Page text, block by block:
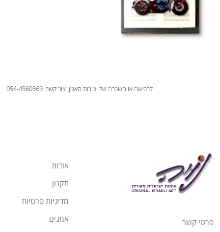
לרכישה או השכרה של יצירות האמן, צור קשר: 054-4560569
פרטי קשר
אודות
תקנון
מדיניות פרטיות
אמנים